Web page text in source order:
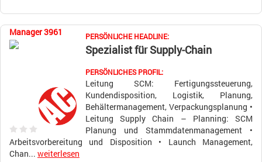
Manager 3961 PERSÖNLICHE HEADLINE:
Spezialist für Supply-Chain
PERSÖNLICHES PROFIL:
Leitung SCM: Fertigungssteuerung,
Kundendisposition, Logistik, Planung,
Behältermanagement, Verpackungsplanung •
Leitung Supply Chain – Planning: SCM
Planung und Stammdatenmanagement •
Arbeitsvorbereitung und Disposition • Launch Management,
Chan... weiterlesen